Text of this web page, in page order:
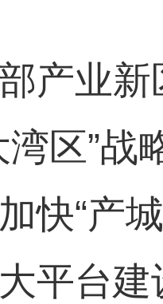
业新
湾区”
快“产
平台